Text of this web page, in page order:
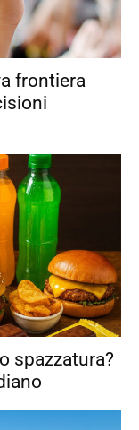
frontiera
spazzatura?